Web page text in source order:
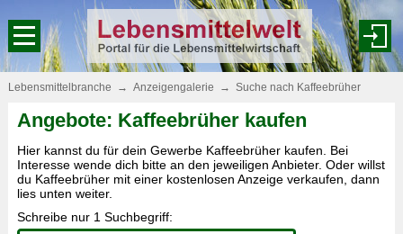
Lebensmittelbranche → Anzeigengalerie → Suche nach Kaffeebrüher
Angebote: Kaffeebrüher kaufen
Hier kannst du für dein Gewerbe Kaffeebrüher kaufen. Bei
Interesse wende dich bitte an den jeweiligen Anbieter. Oder willst
du Kaffeebrüher mit einer kostenlosen Anzeige verkaufen, dann
lies unten weiter.
Schreibe nur 1 Suchbegriff: